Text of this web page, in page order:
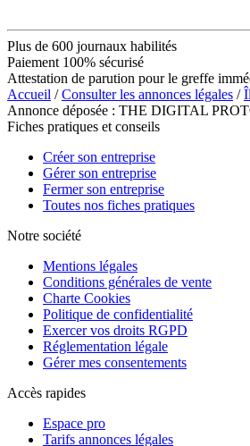
Plus de 600 journaux habilités
Paiement 100% sécurisé
Attestation de parution pour le greffe
Accueil /Consulter les annonces légales /
Annonce déposée : THE DIGITAL
Fiches pratiques et conseils
Créer son entreprise
Gérer son entreprise
Fermer son entreprise
Toutes nos fiches pratiques
Notre société
Mentions légales
Conditions générales de vente
Charte Cookies
Politique de confidentialité
Exercer vos droits RGPD
Réglementation légale
Gérer mes consentements
Accès rapides
Espace pro
Tarifs annonces légales